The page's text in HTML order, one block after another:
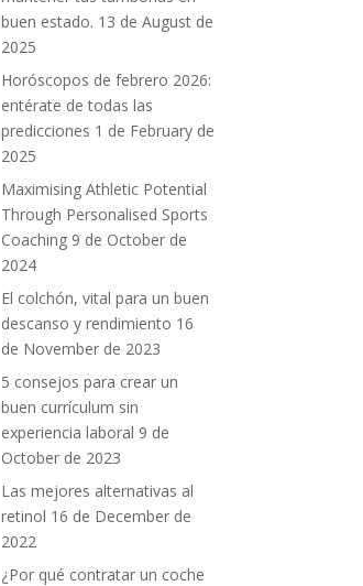
buen estado. 13 de August de
2025
Horóscopos de febrero 2026:
entérate de todas las
predicciones 1 de February de
2025
Maximising Athletic Potential
Through Personalised Sports
Coaching 9 de October de
2024
El colchón, vital para un buen
descanso y rendimiento 16
de November de 2023
5 consejos para crear un
buen currículum sin
experiencia laboral 9 de
October de 2023
Las mejores alternativas al
retinol 16 de December de
2022
¿Por qué contratar un coche